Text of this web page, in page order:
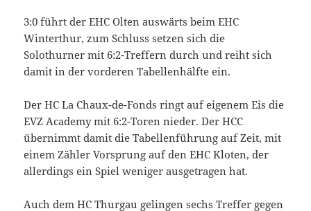
3:0 führt der EHC Olten auswärts beim EHC
Winterthur, zum Schluss setzen sich die
Solothurner mit 6:2-Treffern durch und reiht sich
damit in der vorderen Tabellenhälfte ein.
Der HC La Chaux-de-Fonds ringt auf eigenem Eis die
EVZ Academy mit 6:2-Toren nieder. Der HCC
übernimmt damit die Tabellenführung auf Zeit, mit
einem Zähler Vorsprung auf den EHC Kloten, der
allerdings ein Spiel weniger ausgetragen hat.
Auch dem HC Thurgau gelingen sechs Treffer gegen